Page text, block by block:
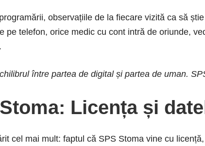
observațiile de la fiecare vizită ca să
pe telefon, orice medic cu cont intră de oriunde,
între partea de digital și partea de uman.
Licența și
cel mai mult: faptul că SPS Stoma vine cu